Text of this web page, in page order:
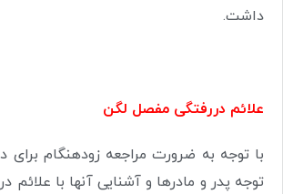
داشت.
علائم دررفتگی مفصل لگن
با توجه به ضرورت مراجعه زودهنگام برای
توجه پدر و مادرها و آشنایی آنها با علائم